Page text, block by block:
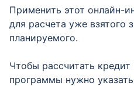
Применить этот онлайн-
для расчета уже взятого
планируемого.
Чтобы рассчитать
программы нужно